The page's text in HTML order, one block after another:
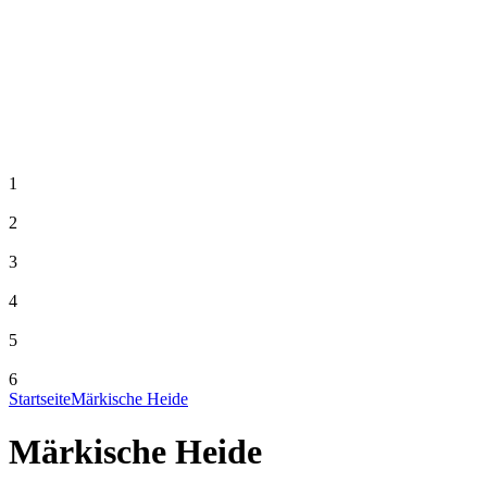
1
2
3
4
5
6
StartseiteMärkische Heide
Märkische Heide